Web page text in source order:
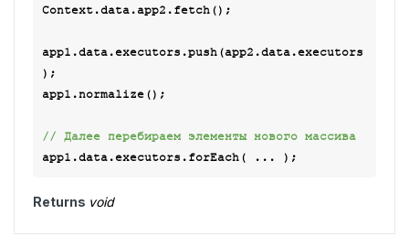
Context.data.app2.fetch();
app1.data.executors.push(app2.data.executors
);
app1.normalize();
// Далее перебираем элементы нового массива
Returns void